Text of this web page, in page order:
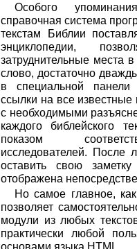
Особого
справочная система
текстам Библии
энциклопедии,
затруднительные места
слово, достаточно
в специальной
ссылки на все
с необходимыми
каждого библейского
показом
исследователей. После
оставить свою
отображена
Но самое главное,
позволяет
модули из любых
практически любой
основами языка HTML.